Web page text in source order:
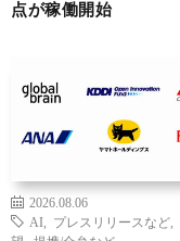
点が稼働開始
2026.08.06
AI
プレスリリースなど